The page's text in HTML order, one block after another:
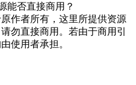
能否直接商用？
作者所有，这里所提供资源
勿直接商用。若由于商用引
使用者承担。